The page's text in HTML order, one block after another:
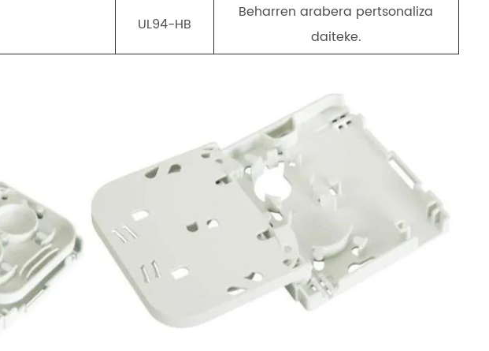
UL94-HB
Beharren arabera pertsonaliza
daiteke.